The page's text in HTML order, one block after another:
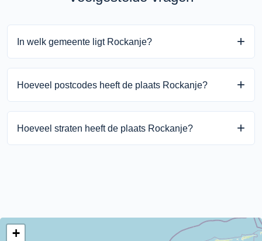
In welk gemeente ligt Rockanje?
provincie Zuid-Holland.
Hoeveel postcodes heeft de plaats Rockanje?
Hoeveel straten heeft de plaats Rockanje?
+